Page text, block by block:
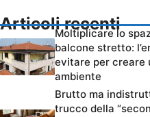
Articoli recenti
Moltiplicare lo
balcone stretto:
evitare per creare
ambiente
Brutto ma
trucco della